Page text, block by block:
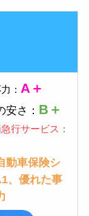
： A＋
安さ： B＋
行サービス：
動車保険シ
、優れた事